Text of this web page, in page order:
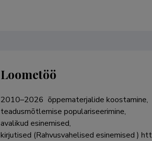
Loometöö
2010–2026  õppematerjalide koostamine,
teadusmõtlemise populariseerimine,
avalikud esinemised,
kirjutised (Rahvusvahelised esinemised )